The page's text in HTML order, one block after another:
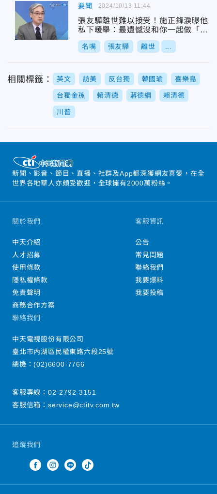
要聞
張友驊離世難以接受！施正鋒淚曝他
私下暖舉：最遺憾沒和你一起做「這
件事」
名嘴 張友驊 離世
2024/10/13 11:44
相關標籤： 英文 訪美 反台獨 韓國瑜 喜樂島
台獨金孫 賴清德 蔣德綱 賴清德
川普
新聞、影音、節目、直播、社群及App都深獲網友喜愛，在全
世界各地華人亦頗受歡迎，全球擁有2000萬粉絲。
追蹤我們
關於我們
中天介紹
人才招募
使用條款
隱私權條款
免責聲明
商務合作方案
客服資訊
公告
常見問題
聯絡我們
我要爆料
我要投稿
聯絡我們
中天電視股份有限公司
臺北市內湖區民權東路六段25號
總機：(02)6600-7766
客服專線： 02-2792-3151
客服信箱： service@ctitv.com.tw